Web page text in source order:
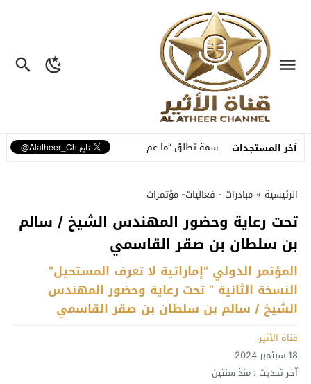
آخر المستجدات
نسمة تطلق “ما عم بنساك”.. أغنية مصوّرة تحوّل وجع الفراق إلى رسالة
الرئيسية » مبادرات - فعاليات- مؤتمرات
تحت رعاية وحضور المهندس الشيخ / سالم
بن سلطان بن صقر القاسمي
المؤتمر الدولي ”إماراتية لا تعرف المستحيل”
النسخة الثانية ” تحت رعاية وحضور المهندس
الشيخ / سالم بن سلطان بن صقر القاسمي
قناة الأثير
18 سبتمبر 2024
آخر تحديث : منذ سنتين